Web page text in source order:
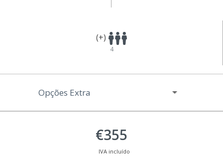
(+)
4
Opções Extra
€355
IVA incluído